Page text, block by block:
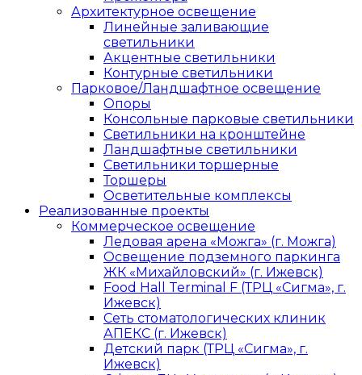
Архитектурное освещение
Линейные заливающие
светильники
Акцентные светильники
Контурные светильники
Парковое/Ландшафтное освещение
Опоры
Консольные парковые светильники
Светильники на кронштейне
Ландшафтные светильники
Светильники торшерные
Торшеры
Осветительные комплексы
Реализованные проекты
Коммерческое освещение
Ледовая арена «Можга» (г. Можга)
Освещение подземного паркинга
ЖК «Михайловский» (г. Ижевск)
Food Hall Terminal F (ТРЦ «Сигма», г.
Ижевск)
Сеть стоматологических клиник
АПЕКС (г. Ижевск)
Детский парк (ТРЦ «Сигма», г.
Ижевск)